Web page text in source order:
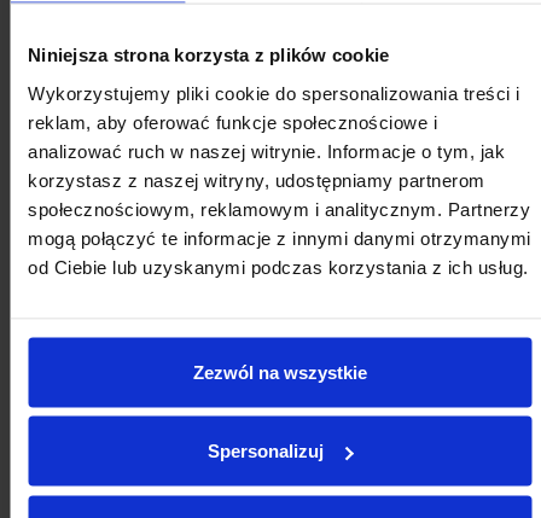
Niniejsza strona korzysta z plików cookie
Wykorzystujemy pliki cookie do spersonalizowania treści i
reklam, aby oferować funkcje społecznościowe i
analizować ruch w naszej witrynie. Informacje o tym, jak
korzystasz z naszej witryny, udostępniamy partnerom
społecznościowym, reklamowym i analitycznym. Partnerzy
mogą połączyć te informacje z innymi danymi otrzymanymi
od Ciebie lub uzyskanymi podczas korzystania z ich usług.
Zezwól na wszystkie
Spersonalizuj